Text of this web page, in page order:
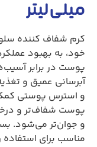
میلی لیتر
کرم شفاف کننده
خود، به بهبود
پوست در برابر
آبرسانی عمیق و
و استرس پوستی کمک
پوست شفاف‌تر و
مناسب برای